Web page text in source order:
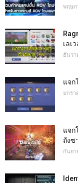
พฤษภ
เลเ
ธันวา
แจก
มกรา
แจก
ถังซ
กันยา